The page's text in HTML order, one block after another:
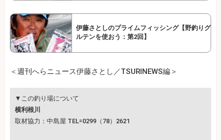
伊藤さとしのプライムフィッシング【野釣りグ
ルテンを使おう：第2回】
＜週刊へらニュース伊藤さとし／TSURINEWS編＞
▼この釣り場について
横利根川
取材協力：中島屋 TEL=0299（78）2621